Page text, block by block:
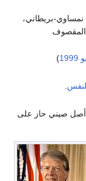
نمساوي-بريطاني،
المقصوف
1999
)
أصل صيني حاز على